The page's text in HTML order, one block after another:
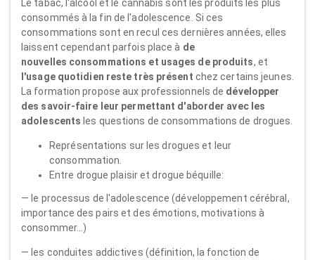
Le tabac, l'alcool et le cannabis sont les produits les plus
consommés à la fin de l'adolescence. Si ces
consommations sont en recul ces dernières années, elles
laissent cependant parfois place à de
nouvelles consommations et usages de produits, et
l'usage quotidien reste très présent chez certains jeunes.
La formation propose aux professionnels de développer
des savoir-faire leur permettant d'aborder avec les
adolescents les questions de consommations de drogues.
Représentations sur les drogues et leur
consommation.
Entre drogue plaisir et drogue béquille:
— le processus de l'adolescence (développement cérébral,
importance des pairs et des émotions, motivations à
consommer...)
— les conduites addictives (définition, la fonction de